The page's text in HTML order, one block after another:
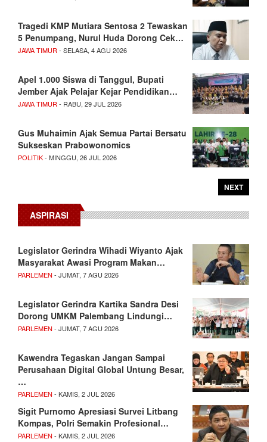
Tragedi KMP Mutiara Sentosa 2 Tewaskan
5 Penumpang, Nurul Huda Dorong Cek…
JAWA TIMUR - SELASA, 4 AGU 2026
Apel 1.000 Siswa di Tanggul, Bupati
Jember Ajak Pelajar Kejar Pendidikan…
JAWA TIMUR - RABU, 29 JUL 2026
Gus Muhaimin Ajak Semua Partai Bersatu
Sukseskan Prabowonomics
POLITIK- MINGGU, 26 JUL 2026
NEXT
ASPIRASI
Legislator Gerindra Wihadi Wiyanto Ajak
Masyarakat Awasi Program Makan…
PARLEMEN - JUMAT, 7 AGU 2026
Legislator Gerindra Kartika Sandra Desi
Dorong UMKM Palembang Lindungi…
PARLEMEN - JUMAT, 7 AGU 2026
Kawendra Tegaskan Jangan Sampai
Perusahaan Digital Global Untung Besar,
…
PARLEMEN - KAMIS, 2 JUL 2026
Sigit Purnomo Apresiasi Survei Litbang
Kompas, Polri Semakin Profesional…
PARLEMEN - KAMIS, 2 JUL 2026